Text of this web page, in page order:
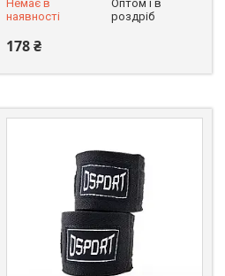
Немає в
наявності
Оптом і в
роздріб
178 ₴